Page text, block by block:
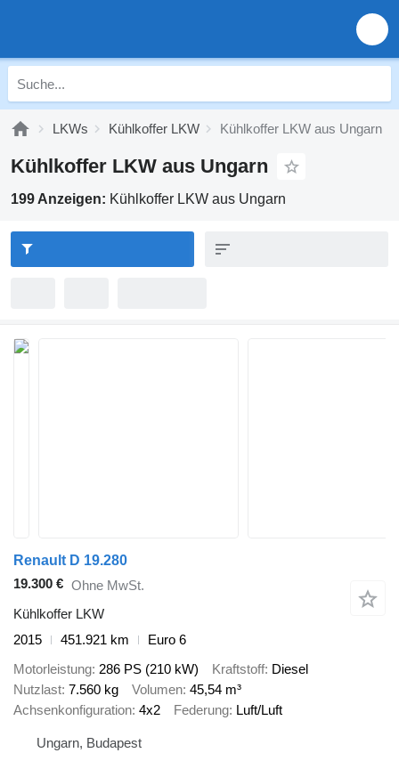
LKWs Kühlkoffer LKW Kühlkoffer LKW aus Ungarn
Kühlkoffer LKW aus Ungarn
199 Anzeigen: Kühlkoffer LKW aus Ungarn
Renault D 19.280
19.300 € Ohne MwSt.
Kühlkoffer LKW
2015
451.921 km
Euro 6
Motorleistung 286 PS (210 kW) Kraftstoff Diesel
Nutzlast 7.560 kg Volumen 45,54 m³
Achsenkonfiguration 4x2 Federung Luft/Luft
Ungarn, Budapest